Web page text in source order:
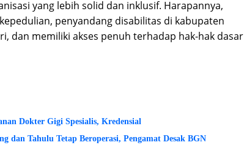
yang lebih solid dan inklusif. Harapannya,
penyandang disabilitas di kabupaten
dan memiliki akses penuh terhadap hak-hak dasar
Dokter Gigi Spesialis, Kredensial
dan Tahulu Tetap Beroperasi, Pengamat Desak BGN